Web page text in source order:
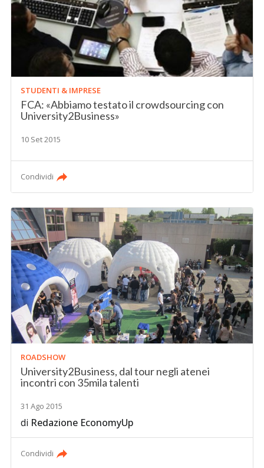
STUDENTI & IMPRESE
FCA: «Abbiamo testato il crowdsourcing con
University2Business»
10 Set 2015
Condividi
ROADSHOW
University2Business, dal tour negli atenei
incontri con 35mila talenti
31 Ago 2015
di Redazione EconomyUp
Condividi